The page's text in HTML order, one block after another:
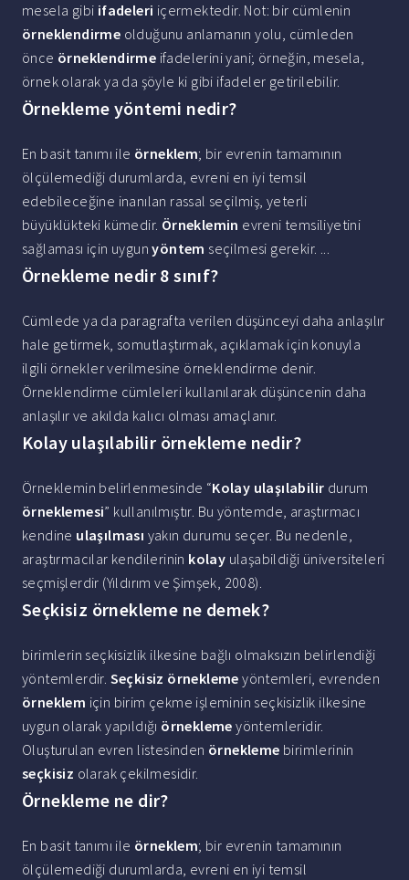
mesela gibi ifadeleri içermektedir. Not: bir cümlenin
örneklendirme olduğunu anlamanın yolu, cümleden
önce örneklendirme ifadelerini yani; örneğin, mesela,
örnek olarak ya da şöyle ki gibi ifadeler getirilebilir.
Örnekleme yöntemi nedir?
En basit tanımı ile örneklem; bir evrenin tamamının
ölçülemediği durumlarda, evreni en iyi temsil
edebileceğine inanılan rassal seçilmiş, yeterli
büyüklükteki kümedir. Örneklemin evreni temsiliyetini
sağlaması için uygunyöntem seçilmesi gerekir. ...
Örnekleme nedir 8 sınıf?
Cümlede ya da paragrafta verilen düşünceyi daha anlaşılır
hale getirmek, somutlaştırmak, açıklamak için konuyla
ilgili örnekler verilmesine örneklendirme denir.
Örneklendirme cümleleri kullanılarak düşüncenin daha
anlaşılır ve akılda kalıcı olması amaçlanır.
Kolay ulaşılabilir örnekleme nedir?
Örneklemin belirlenmesinde “Kolay ulaşılabilir durum
örneklemesi” kullanılmıştır. Bu yöntemde, araştırmacı
kendine ulaşılması yakın durumu seçer. Bu nedenle,
araştırmacılar kendilerinin kolay ulaşabildiği üniversiteleri
seçmişlerdir (Yıldırım ve Şimşek, 2008).
Seçkisiz örnekleme ne demek?
birimlerin seçkisizlik ilkesine bağlı olmaksızın belirlendiği
yöntemlerdir. Seçkisiz örnekleme yöntemleri, evrenden
örneklem için birim çekme işleminin seçkisizlik ilkesine
uygun olarak yapıldığı örnekleme yöntemleridir.
Oluşturulan evren listesinden örnekleme birimlerinin
seçkisiz olarak çekilmesidir.
Örnekleme ne dir?
En basit tanımı ile örneklem; bir evrenin tamamının
ölçülemediği durumlarda, evreni en iyi temsil